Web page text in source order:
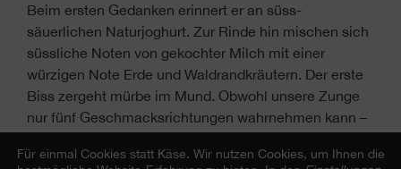
Beim ersten Gedanken erinnert er an süss-
säuerlichen Naturjoghurt. Zur Rinde hin mischen sich
süssliche Noten von gekochter Milch mit einer
würzigen Note Erde und Waldrandkräutern. Der erste
Biss zergeht mürbe im Mund. Obwohl unsere Zunge
nur fünf Geschmacksrichtungen wahrnehmen kann –
nach dem Schlucken im Rachenraum ein wahres
Für einmal Cookies statt Käse. Wir nutzen Cookies, um Ihnen die